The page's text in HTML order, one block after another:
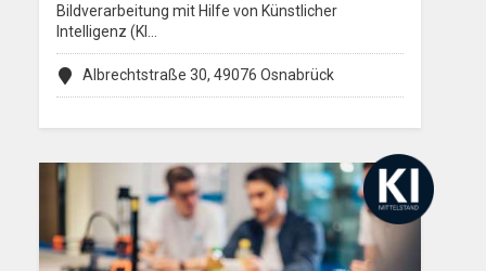
Bildverarbeitung mit Hilfe von Künstlicher
Intelligenz (KI…
Albrechtstraße 30, 49076 Osnabrück